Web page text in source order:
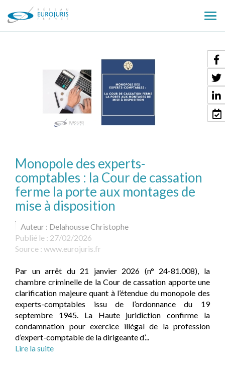
le
Monopole des experts-
comptables : la Cour de cassation
ferme la porte aux montages de
mise à disposition
Auteur : Delahousse Christophe
Publié le : 27/02/2026
Source : www.eurojuris.fr
Par un arrêt du 21 janvier 2026 (n° 24-81.008), la
chambre criminelle de la Cour de cassation apporte une
clarification majeure quant à l’étendue du monopole des
experts-comptables issu de l’ordonnance du 19
septembre 1945. La Haute juridiction confirme la
condamnation pour exercice illégal de la profession
d’expert-comptable de la dirigeante d’...
Lire la suite